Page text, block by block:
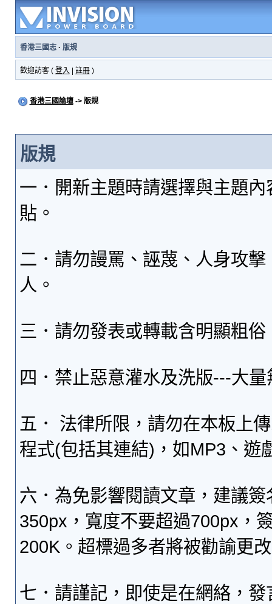
香港三國志· 版規
歡迎訪客 ( 登入 註冊)
香港三國論壇-> 版規
版規
一．開新主題時請選擇與主題
貼。
二．請勿謾罵、誣蔑、人身攻
人。
三．請勿發表或轉載含明顯粗
四．禁止惡意灌水及洗版---大
五． 法律所限，請勿在本板上
程式(包括其連結)，如MP3、遊
六．為免影響閱讀文章，建議
350px，寬度不要超過700px，
200K。超標過多者將被勸諭更
七．請謹記，即使是在網絡，